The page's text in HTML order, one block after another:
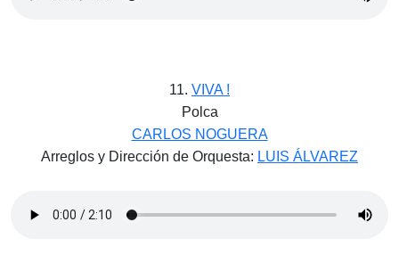
11. VIVA !
Polca
CARLOS NOGUERA
Arreglos y Dirección de Orquesta: LUIS ÁLVAREZ